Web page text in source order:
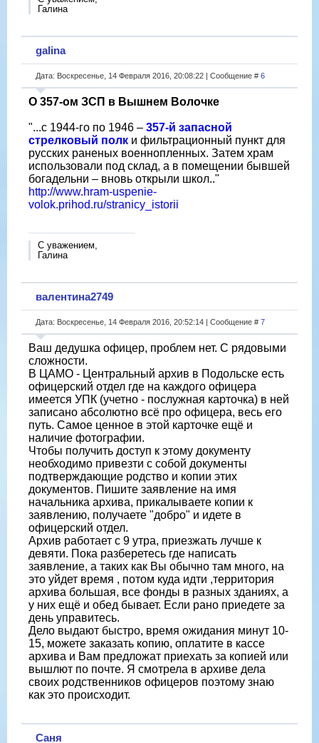
Галина
galina
Дата: Воскресенье, 14 Февраля 2016, 20:08:22 | Сообщение # 6
О 357-ом ЗСП в Вышнем Волочке
"...с 1944-го по 1946 – 357-й запасной
стрелковый полк и фильтрационный пункт для
русских раненых военнопленных. Затем храм
использовали под склад, а в помещении бывшей
богадельни – вновь открыли школ.."
http://www.hram-uspenie-
volok.prihod.ru/stranicy_istorii
С уважением,
Галина
валентина2749
Дата: Воскресенье, 14 Февраля 2016, 20:52:14 | Сообщение # 7
Ваш дедушка офицер, проблем нет. С рядовыми
сложности.
В ЦАМО - Центральный архив в Подольске есть
офицерский отдел где на каждого офицера
имеется УПК (учетно - послужная карточка) в ней
записано абсолютно всё про офицера, весь его
путь. Самое ценное в этой карточке ещё и
наличие фотографии.
Чтобы получить доступ к этому документу
необходимо привезти с собой документы
подтверждающие родство и копии этих
документов. Пишите заявление на имя
начальника архива, прикалываете копии к
заявлению, получаете "добро" и идете в
офицерский отдел.
Архив работает с 9 утра, приезжать лучше к
девяти. Пока разберетесь где написать
заявление, а таких как Вы обычно там много, на
это уйдет время , потом куда идти ,территория
архива большая, все фонды в разных зданиях, а
у них ещё и обед бывает. Если рано приедете за
день управитесь.
Дело выдают быстро, время ожидания минут 10-
15, можете заказать копию, оплатите в кассе
архива и Вам предложат приехать за копией или
вышлют по почте. Я смотрела в архиве дела
своих родственников офицеров поэтому знаю
как это происходит.
Саня